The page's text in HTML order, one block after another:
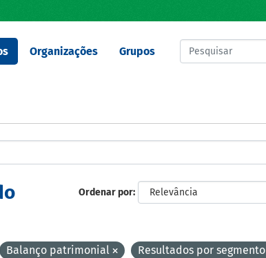
Organizações Grupos
Ordenar por
Balanço patrimonial
Resultados por segmento